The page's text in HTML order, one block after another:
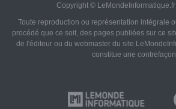
Copyright ©
Toute reproduction ou représentation intégrale
procédé que ce soit, des pages publiées sur ce
de l'éditeur ou du webmaster du site
constitue une